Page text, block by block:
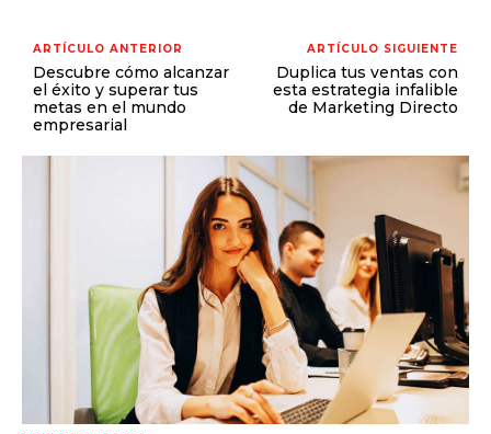
ARTÍCULO ANTERIOR
Descubre cómo alcanzar
el éxito y superar tus
metas en el mundo
empresarial
ARTÍCULO SIGUIENTE
Duplica tus ventas con
esta estrategia infalible
de Marketing Directo